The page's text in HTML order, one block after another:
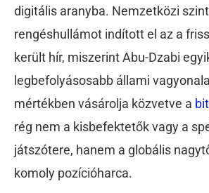
digitális aranyba. Nemzetközi
rengéshullámot indított el az a
került hír, miszerint Abu-Dzabi
legbefolyásosabb állami
mértékben vásárolja közvetve a
rég nem a kisbefektetők vagy a
játszótere, hanem a globális
komoly pozícióharca.